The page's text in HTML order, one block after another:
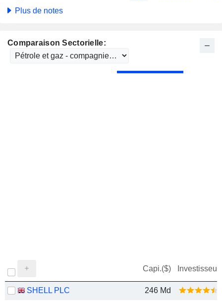
Plus de notes
Comparaison Sectorielle:
Capi.($) Investisseur
SHELL PLC 246 Md